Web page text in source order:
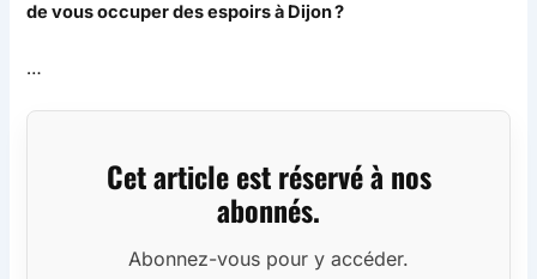
de vous occuper des espoirs à Dijon ?
…
Cet article est réservé à nos
abonnés.
Abonnez-vous pour y accéder.